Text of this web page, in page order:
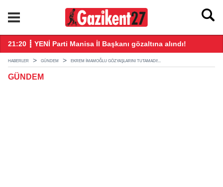
21:20 ┋ YENİ Parti Manisa İl Başkanı gözaltına alındı!
HABERLER GÜNDEM EKREM İMAMOĞLU GÖZYAŞLARINI TUTAMADI!...
GÜNDEM